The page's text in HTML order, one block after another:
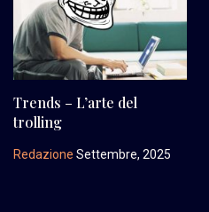
Trends – L’arte del
trolling
Redazione Settembre, 2025